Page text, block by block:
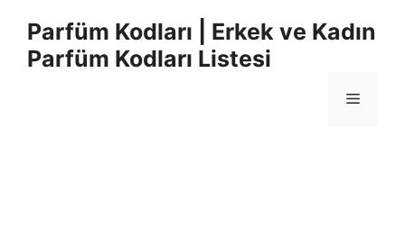
Parfüm Kodları | Erkek ve Kadın
Parfüm Kodları Listesi
Menü